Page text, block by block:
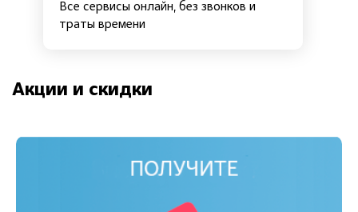
Все сервисы онлайн, без звонков и
траты времени
Акции и скидки